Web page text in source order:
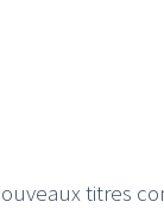
titres